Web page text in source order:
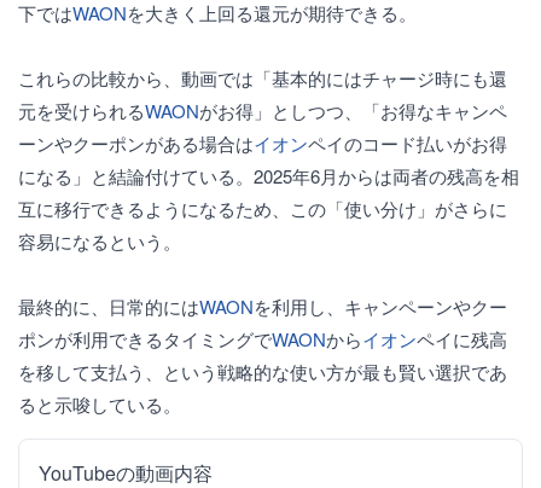
下ではWAONを大きく上回る還元が期待できる。
これらの比較から、動画では「基本的にはチャージ時にも還
元を受けられるWAONがお得」としつつ、「お得なキャンペ
ーンやクーポンがある場合はイオンペイのコード払いがお得
になる」と結論付けている。2025年6月からは両者の残高を相
互に移行できるようになるため、この「使い分け」がさらに
容易になるという。
最終的に、日常的にはWAONを利用し、キャンペーンやクー
ポンが利用できるタイミングでWAONからイオンペイに残高
を移して支払う、という戦略的な使い方が最も賢い選択であ
ると示唆している。
YouTubeの動画内容